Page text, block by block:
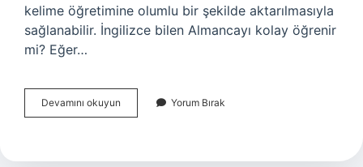
kelime öğretimine olumlu bir şekilde aktarılmasıyla
sağlanabilir. İngilizce bilen Almancayı kolay öğrenir
mi? Eğer…
Devamını okuyun Almanca
Mı
Yoksa
Yorum Bırak